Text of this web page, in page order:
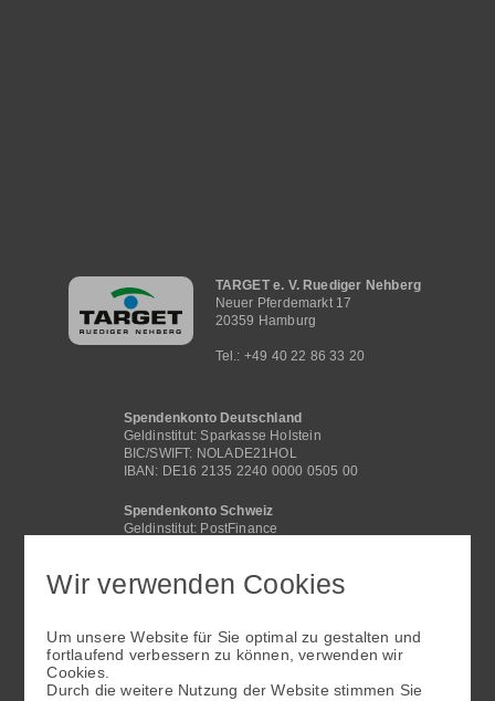
Hauptnavigation
TARGET e. V. Ruediger Nehberg
Neuer Pferdemarkt 17
20359 Hamburg
Tel.: +49 40 22 86 33 20
Spendenkonto Deutschland
Geldinstitut: Sparkasse Holstein
BIC/SWIFT: NOLADE21HOL
IBAN: DE16 2135 2240 0000 0505 00
Spendenkonto Schweiz
Geldinstitut: PostFinance
BIC/SWIFT: NOLADE21HOL
IBAN: DE16 2135 2240 0000 0505 00
Fußbereichsmenü
Wir verwenden Cookies
Um unsere Website für Sie optimal zu gestalten und
fortlaufend verbessern zu können, verwenden wir
Cookies.
Durch die weitere Nutzung der Website stimmen Sie